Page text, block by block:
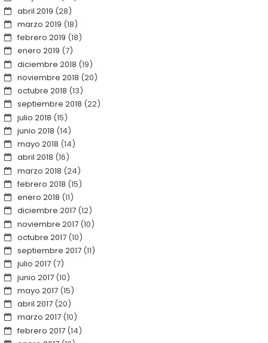
abril 2019 (28)
marzo 2019 (18)
febrero 2019 (18)
enero 2019 (7)
diciembre 2018 (19)
noviembre 2018 (20)
octubre 2018 (13)
septiembre 2018 (22)
julio 2018 (15)
junio 2018 (14)
mayo 2018 (14)
abril 2018 (16)
marzo 2018 (24)
febrero 2018 (15)
enero 2018 (11)
diciembre 2017(12)
noviembre 2017(10)
octubre 2017(10)
septiembre 2017(11)
julio 2017(7)
junio 2017(10)
mayo 2017(15)
abril 2017(20)
marzo 2017(10)
febrero 2017(14)